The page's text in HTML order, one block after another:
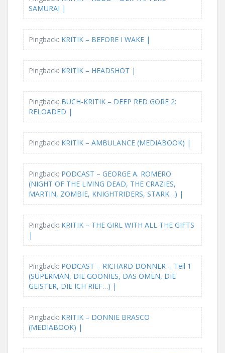
SAMURAI |
Pingback: KRITIK – BEFORE I WAKE |
Pingback: KRITIK – HEADSHOT |
Pingback: BUCH-KRITIK – DEEP RED GORE 2:
RELOADED |
Pingback: KRITIK – AMBULANCE (MEDIABOOK) |
Pingback: PODCAST – GEORGE A. ROMERO
(NIGHT OF THE LIVING DEAD, THE CRAZIES,
MARTIN, ZOMBIE, KNIGHTRIDERS, STARK…) |
Pingback: KRITIK – THE GIRL WITH ALL THE GIFTS
|
Pingback: PODCAST – RICHARD DONNER – Teil 1
(SUPERMAN, DIE GOONIES, DAS OMEN, DIE
GEISTER, DIE ICH RIEF…) |
Pingback: KRITIK – DONNIE BRASCO
(MEDIABOOK) |